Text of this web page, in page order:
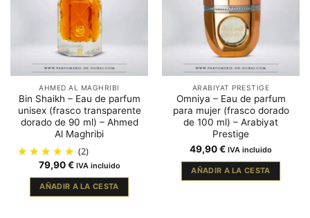
AHMED AL MAGHRIBI
Bin Shaikh – Eau de parfum
unisex (frasco transparente
dorado de 90 ml) – Ahmed
Al Maghribi
(2)
79,90€ IVA incluido
AÑADIR A LA CESTA
ARABIYAT PRESTIGE
Omniya – Eau de parfum
para mujer (frasco dorado
de 100 ml) – Arabiyat
Prestige
49,90€ IVA incluido
AÑADIR A LA CESTA